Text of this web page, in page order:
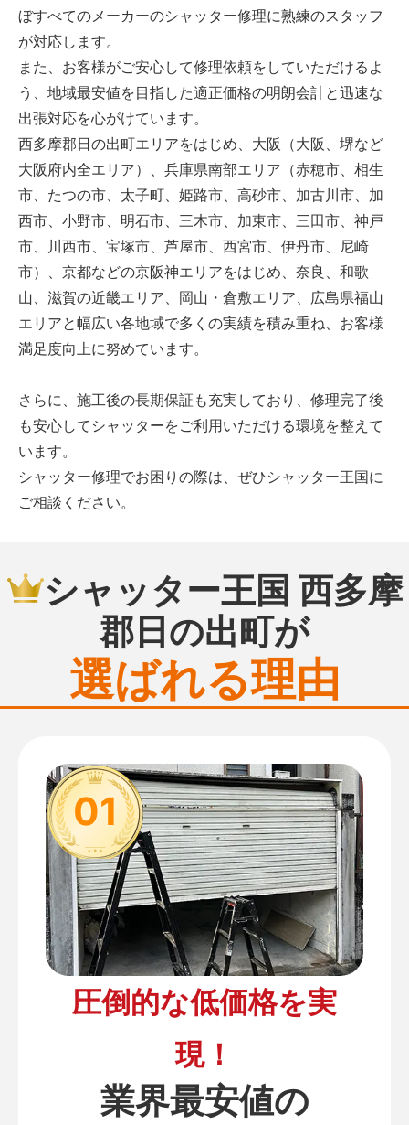
ぼすべてのメーカーのシャッター修理に熟練のスタッフ
が対応します。
また、お客様がご安心して修理依頼をしていただけるよ
う、地域最安値を目指した適正価格の明朗会計と迅速な
出張対応を心がけています。
西多摩郡日の出町エリアをはじめ、大阪（大阪、堺など
大阪府内全エリア）、兵庫県南部エリア（赤穂市、相生
市、たつの市、太子町、姫路市、高砂市、加古川市、加
西市、小野市、明石市、三木市、加東市、三田市、神戸
市、川西市、宝塚市、芦屋市、西宮市、伊丹市、尼崎
市）、京都などの京阪神エリアをはじめ、奈良、和歌
山、滋賀の近畿エリア、岡山・倉敷エリア、広島県福山
エリアと幅広い各地域で多くの実績を積み重ね、お客様
満足度向上に努めています。
さらに、施工後の長期保証も充実しており、修理完了後
も安心してシャッターをご利用いただける環境を整えて
います。
シャッター修理でお困りの際は、ぜひシャッター王国に
ご相談ください。
シャッター王国 西多摩
郡日の出町が
選ばれる理由
01
圧倒的な低価格を実
現！
業界最安値の